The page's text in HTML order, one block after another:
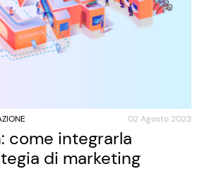
02 Agosto 2023
come integrarla
di marketing